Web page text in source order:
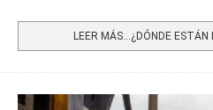
LEER MÁS…¿DÓNDE ESTÁN